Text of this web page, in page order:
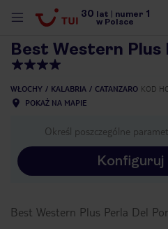
30 lat numer 1
w Polsce
Best Western
WŁOCHY KALABRIA CATANZARO KOD
POKAŻ NA MAPIE
Określ poszczególne
Best Western Plus Perla Del